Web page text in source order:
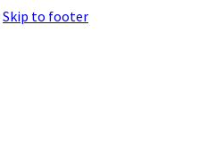
Skip to footer